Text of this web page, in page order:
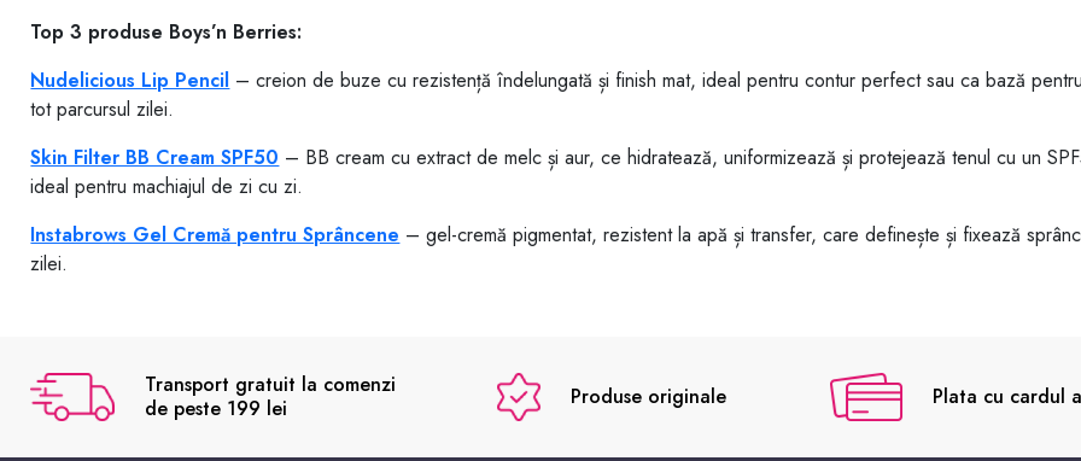
Top 3 produse Boys’n Berries:
Nudelicious Lip Pencil – creion de buze cu rezistență îndelungată și finish mat, ideal pentru contur perfect sau ca bază
tot parcursul zilei.
Skin Filter BB Cream SPF50 – BB cream cu extract de melc și aur, ce hidratează, uniformizează și protejează tenul cu un
ideal pentru machiajul de zi cu zi.
Instabrows Gel Cremă pentru Sprâncene – gel-cremă pigmentat, rezistent la apă și transfer, care definește și fixează
zilei.
Transport gratuit la comenzi
de peste 199 lei
Produse originale Plata cu cardul